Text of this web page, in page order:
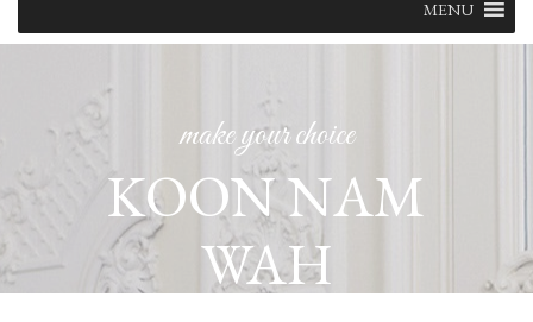
content
MENU
make your choice
KOON NAM
WAH